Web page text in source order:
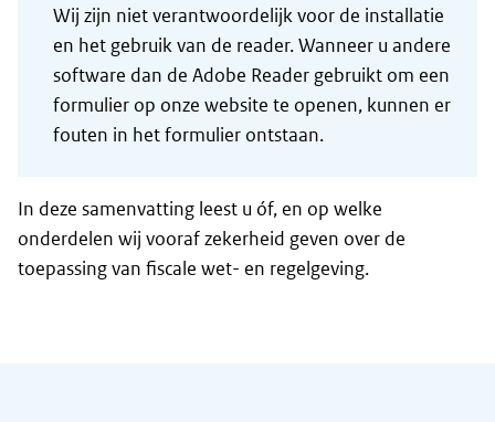
Wij zijn niet verantwoordelijk voor de installatie
en het gebruik van de reader. Wanneer u andere
software dan de Adobe Reader gebruikt om een
formulier op onze website te openen, kunnen er
fouten in het formulier ontstaan.
In deze samenvatting leest u óf, en op welke
onderdelen wij vooraf zekerheid geven over de
toepassing van fiscale wet- en regelgeving.